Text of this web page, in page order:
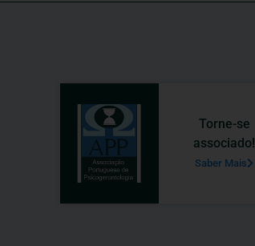
Torne-se
associado!
Saber Mais